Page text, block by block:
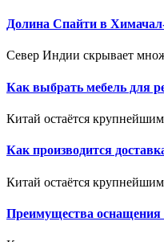
Долина Спайти в
Север Индии скрывает
Как выбрать мебель для
Китай остаётся
Как производится
Китай остаётся
Преимущества оснащения